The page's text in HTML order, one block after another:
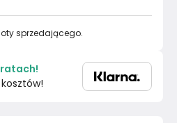
sprzedającego.
ratach!